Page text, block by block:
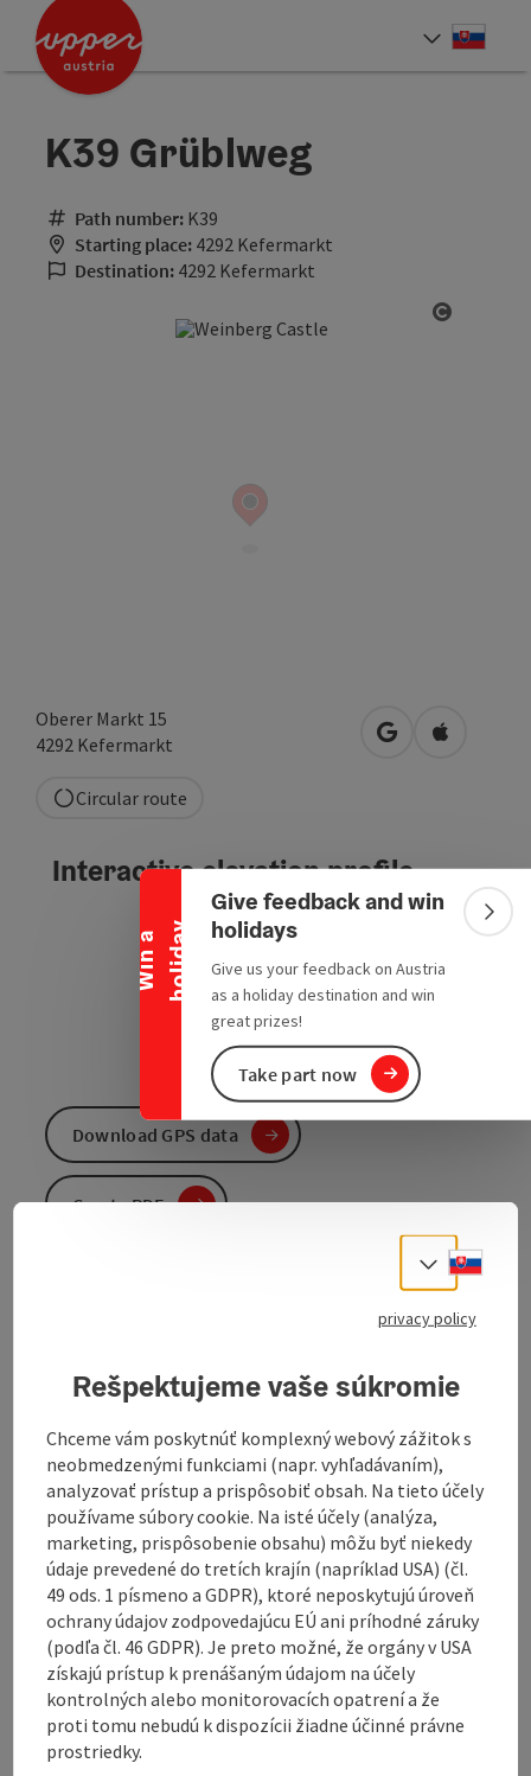
Accesskey
Accesskey
W
i
n
a
h
o
l
i
d
a y
Collapse banner
Give feedback and win
holidays
Give us your feedback on Austria
as a holiday destination and win
great prizes!
Take part now
K39 Grüblweg
Path number: K39
Starting place: 4292 Kefermarkt
Destination: 4292 Kefermarkt
Oberer Markt 15
4292 Kefermarkt open in Google
Open in
Circular route
We walk downhill from the starting point, cross the
railway and keep left at the Kefermarkt outdoor pool;
We walk past the last houses, go briefly downhill and
cross the Lest stream. We now walk uphill, past a
small settlement and keep right into the forest. We
go downhill, cross the Lest stream again and then
uphill again. We reach a district road, follow it for
approx. 300m to the left and after walking through a
short forest we turn right.
Here you have the option of following the road for a
further 400m and taking a break at ...
Interactive elevation profile
Download GPS data
Create PDF
Select
privacy policy
Rešpektujeme vaše súkromie
Chceme vám poskytnúť komplexný webový zážitok s
neobmedzenými funkciami (napr. vyhľadávaním),
analyzovať prístup a prispôsobiť obsah. Na tieto účely
používame súbory cookie. Na isté účely (analýza,
marketing, prispôsobenie obsahu) môžu byť niekedy
údaje prevedené do tretích krajín (napríklad USA) (čl.
49 ods. 1 písmeno a GDPR), ktoré neposkytujú úroveň
ochrany údajov zodpovedajúcu EÚ ani príhodné záruky
(podľa čl. 46 GDPR). Je preto možné, že orgány v USA
získajú prístup k prenášaným údajom na účely
kontrolných alebo monitorovacích opatrení a že
proti tomu nebudú k dispozícii žiadne účinné právne
prostriedky.